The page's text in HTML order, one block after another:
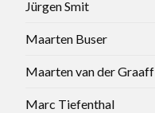
Jürgen Smit
Maarten Buser
Maarten van der Graaff
Marc Tiefenthal